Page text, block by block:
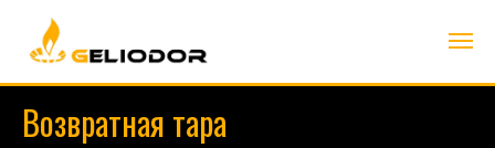
Возвратная тара